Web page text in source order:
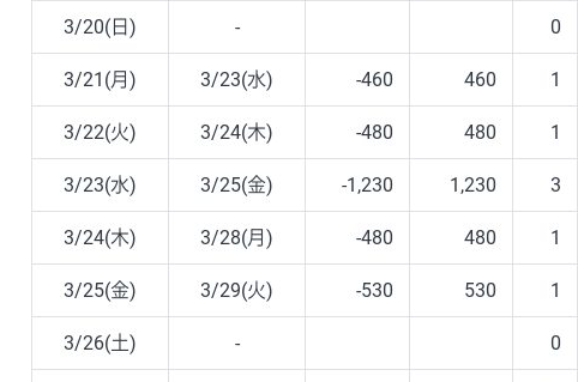
3/20(日) - 0
3/21(月) 3/23(水) -460 460 1
3/22(火) 3/24(木) -480 480 1
3/23(水) 3/25(金) -1,230 1,230 3
3/24(木) 3/28(月) -480 480 1
3/25(金) 3/29(火) -530 530 1
3/26(土) - 0